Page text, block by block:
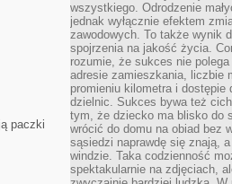
paczki
wszystkiego. Odrodzenie
jednak wyłącznie efektem
zawodowych. To także wynik
spojrzenia na jakość życia.
rozumie, że sukces nie polega
adresie zamieszkania, liczbie
promieniu kilometra i dostępie
dzielnic. Sukces bywa też
tym, że dziecko ma blisko do
wrócić do domu na obiad bez
sąsiedzi naprawdę się znają,
windzie. Taka codzienność
spektakularnie na zdjęciach,